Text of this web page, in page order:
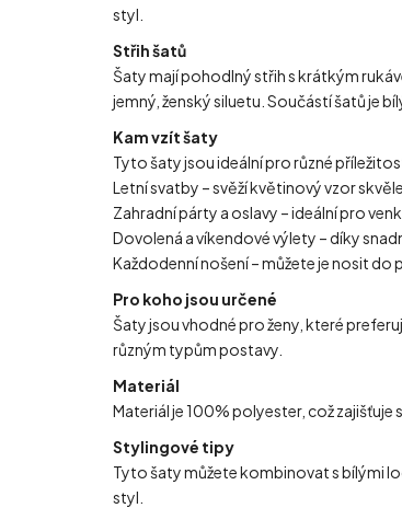
styl.
Střih šatů
Šaty mají pohodlný střih s krátkým
jemný, ženský siluetu. Součástí šatů je
Kam vzít šaty
Tyto šaty jsou ideální pro různé
Letní svatby – svěží květinový vzor
Zahradní párty a oslavy – ideální pro
Dovolená a víkendové výlety – díky
Každodenní nošení – můžete je nosit do
Pro koho jsou určené
Šaty jsou vhodné pro ženy, které
různým typům postavy.
Materiál
Materiál je 100% polyester, což zajišťuje
Stylingové tipy
Tyto šaty můžete kombinovat s bílými
styl.